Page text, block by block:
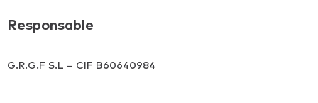
Responsable
G.R.G.F S.L – CIF B60640984